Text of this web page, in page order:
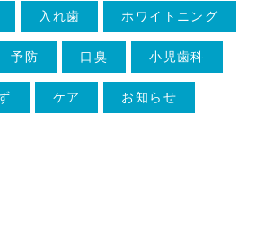
入れ歯 ホワイトニング
予防 口臭 小児歯科
ケア お知らせ